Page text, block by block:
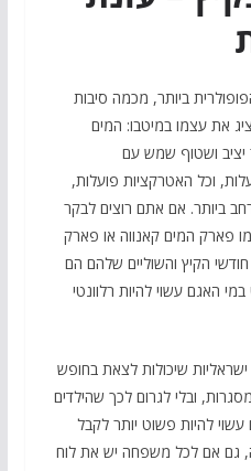
ביותר, מכמה סיבות
את עצמו במיטבו: המים
יציב ושטוף שמש עם
בטווח של 25-32 מעלות, וכל האטרקציות פועלות,
ביותר. אם אתם רוצים לבקר
פארק המים קאנווה או פארק
הקיץ והשוליים שלהם הם
האגם עשוי להיות רלוונטי
שיכולות לצאת בחופש
ובלי לגרום לכך שהילדים
להיות פשוט יותר לקבל
גם אם לכל משפחה יש את לוח